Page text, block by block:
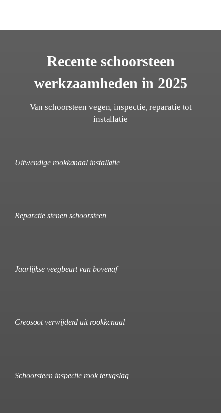
Recente schoorsteen
werkzaamheden in 2025
Van schoorsteen vegen, inspectie, reparatie tot
installatie
Uitwendige rookkanaal installatie
Reparatie stenen schoorsteen
Jaarlijkse veegbeurt van bovenaf
Creosoot verwijderd uit rookkanaal
Schoorsteen inspectie rook terugslag